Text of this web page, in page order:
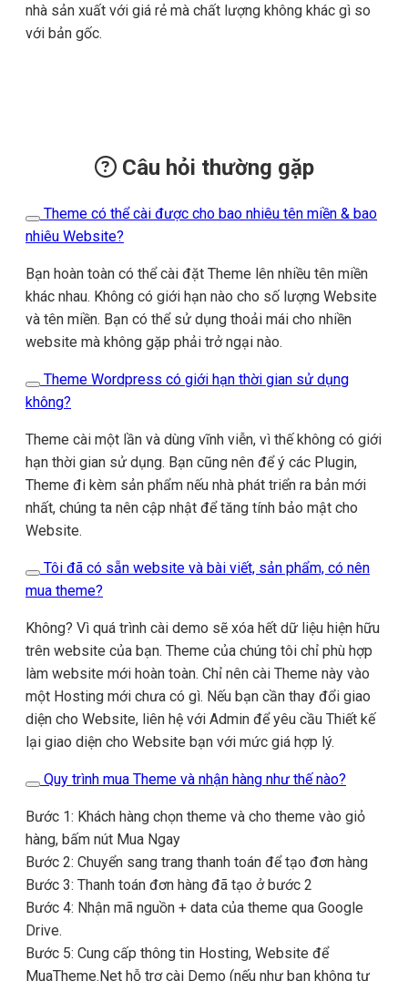
nhà sản xuất với giá rẻ mà chất lượng không khác gì so
với bản gốc.
Câu hỏi thường gặp
Theme có thể cài được cho bao nhiêu tên miền & bao
nhiêu Website?
Bạn hoàn toàn có thể cài đặt Theme lên nhiều tên miền
khác nhau. Không có giới hạn nào cho số lượng Website
và tên miền. Bạn có thể sử dụng thoải mái cho nhiền
website mà không gặp phải trở ngại nào.
Theme Wordpress có giới hạn thời gian sử dụng
không?
Theme cài một lần và dùng vĩnh viễn, vì thế không có giới
hạn thời gian sử dụng. Bạn cũng nên để ý các Plugin,
Theme đi kèm sản phẩm nếu nhà phát triển ra bản mới
nhất, chúng ta nên cập nhật để tăng tính bảo mật cho
Website.
Tôi đã có sẵn website và bài viết, sản phẩm, có nên
mua theme?
Không? Vì quá trình cài demo sẽ xóa hết dữ liệu hiện hữu
trên website của bạn. Theme của chúng tôi chỉ phù hợp
làm website mới hoàn toàn. Chỉ nên cài Theme này vào
một Hosting mới chưa có gì. Nếu bạn cần thay đổi giao
diện cho Website, liên hệ với Admin để yêu cầu Thiết kế
lại giao diện cho Website bạn với mức giá hợp lý.
Quy trình mua Theme và nhận hàng như thế nào?
Bước 1: Khách hàng chọn theme và cho theme vào giỏ
hàng, bấm nút Mua Ngay
Bước 2: Chuyển sang trang thanh toán để tạo đơn hàng
Bước 3: Thanh toán đơn hàng đã tạo ở bước 2
Bước 4: Nhận mã nguồn + data của theme qua Google
Drive.
Bước 5: Cung cấp thông tin Hosting, Website để
MuaTheme.Net hỗ trợ cài Demo (nếu như bạn không tự